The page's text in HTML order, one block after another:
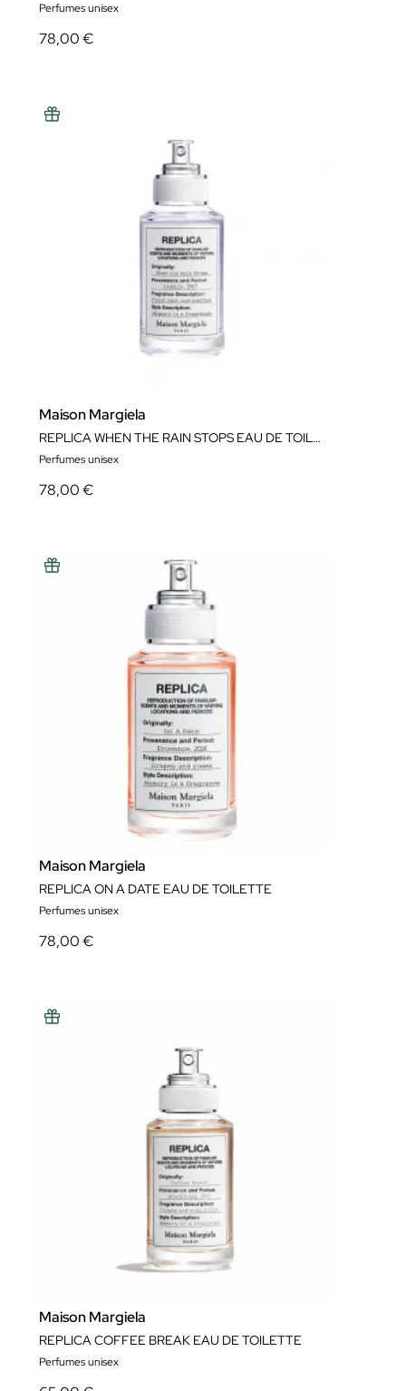
Perfumes unisex
78,00 €
Maison Margiela
REPLICA WHEN THE RAIN STOPS EAU DE TOILETTE
Perfumes unisex
78,00 €
Maison Margiela
REPLICA ON A DATE EAU DE TOILETTE
Perfumes unisex
78,00 €
Maison Margiela
REPLICA COFFEE BREAK EAU DE TOILETTE
Perfumes unisex